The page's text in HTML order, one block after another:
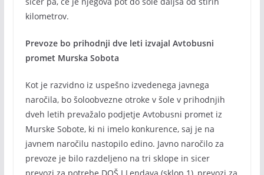
kilometrov.
Prevoze bo prihodnji dve leti izvajal Avtobusni
promet Murska Sobota
Kot je razvidno iz uspešno izvedenega javnega
naročila, bo šoloobvezne otroke v šole v prihodnjih
dveh letih prevažalo podjetje Avtobusni promet iz
Murske Sobote, ki ni imelo konkurence, saj je na
javnem naročilu nastopilo edino. Javno naročilo za
prevoze je bilo razdeljeno na tri sklope in sicer